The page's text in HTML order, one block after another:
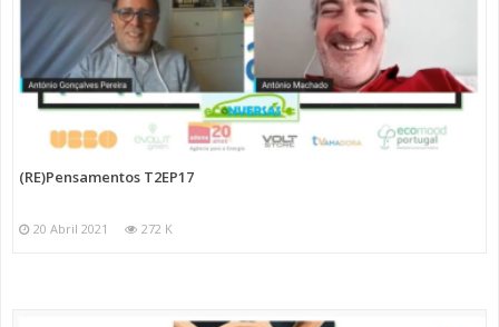
(RE)Pensamentos T2EP17
20 Abril 2021 272 K